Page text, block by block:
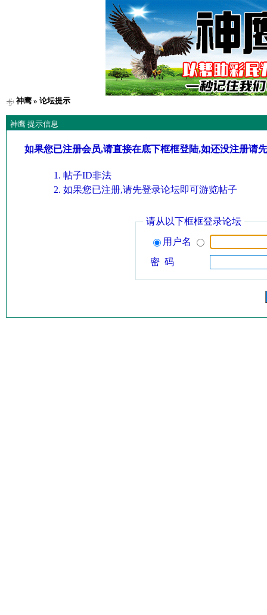
神鹰» 论坛提示
神鹰 提示信息
如果您已注册会员,请直接在底下框框登陆,如还没注册请
帖子ID非法
如果您已注册,请先登录论坛即可游览帖子
请从以下框框登录论坛
用户名
密 码